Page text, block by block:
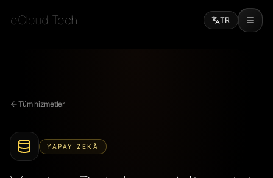
eCloud Tech. TR
Tüm hizmetler
YAPAY ZEKÂ